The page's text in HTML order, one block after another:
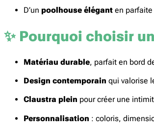
D’un poolhouse élégant en
✨ Pourquoi choisir
Matériau durable, parfait en bord
Design contemporain qui valorise
Claustra plein pour créer une
Personnalisation : coloris,